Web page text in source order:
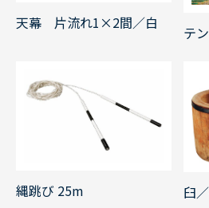
天幕 片流れ1×2間／白
テ
縄跳び 25m 臼